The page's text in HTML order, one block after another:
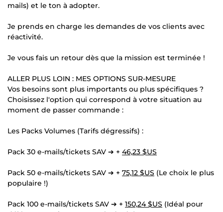
mails) et le ton à adopter.
Je prends en charge les demandes de vos clients avec
réactivité.
Je vous fais un retour dès que la mission est terminée !
ALLER PLUS LOIN : MES OPTIONS SUR-MESURE
Vos besoins sont plus importants ou plus spécifiques ?
Choisissez l'option qui correspond à votre situation au
moment de passer commande :
Les Packs Volumes (Tarifs dégressifs) :
Pack 30 e-mails/tickets SAV ➔ + 46,23 $US
Pack 50 e-mails/tickets SAV ➔ + 75,12 $US (Le choix le plus
populaire !)
Pack 100 e-mails/tickets SAV ➔ + 150,24 $US (Idéal pour